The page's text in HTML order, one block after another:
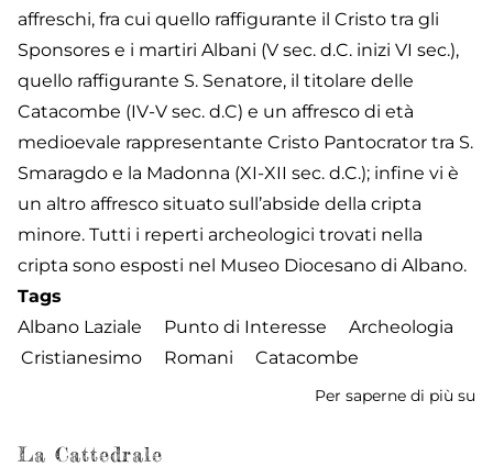
affreschi, fra cui quello raffigurante il Cristo tra gli
Sponsores e i martiri Albani (V sec. d.C. inizi VI sec.),
quello raffigurante S. Senatore, il titolare delle
Catacombe (IV-V sec. d.C) e un affresco di età
medioevale rappresentante Cristo Pantocrator tra S.
Smaragdo e la Madonna (XI-XII sec. d.C.); infine vi è
un altro affresco situato sull’abside della cripta
minore. Tutti i reperti archeologici trovati nella
cripta sono esposti nel Museo Diocesano di Albano.
Tags
Albano Laziale
Punto di Interesse
Archeologia
Cristianesimo
Romani Catacombe
Per saperne di più su
La Cattedrale